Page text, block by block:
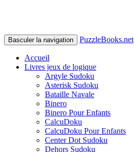
Basculer la navigation PuzzleBooks.net
Accueil
Livres jeux de logique
Argyle Sudoku
Asterisk Sudoku
Bataille Navale
Binero
Binero Pour Enfants
CalcuDoku
CalcuDoku Pour Enfants
Center Dot Sudoku
Dehors Sudoku